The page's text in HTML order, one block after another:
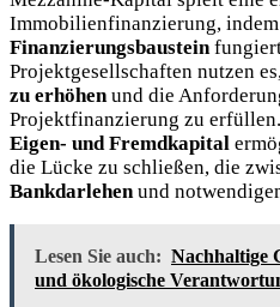
Immobilienfinanzierung, indem
Finanzierungsbaustein
Projektgesellschaften nutzen
zu erhöhenund die
Projektfinanzierung zu
Eigen- und Fremdkapital
die Lücke zu schließen, die
Bankdarlehenund
Lesen Sie auch: Nachhaltige
und ökologische